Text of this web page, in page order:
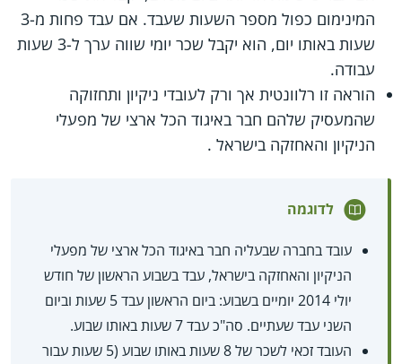
המינימום כפול מספר השעות שעבד. אם עבד פחות מ-3
שעות באותו יום, הוא יקבל שכר יומי שווה ערך ל-3 שעות
עבודה.
הוראה זו רלוונטית אך ורק לעובדי ניקיון ותחזוקה
שהמעסיק שלהם חבר באיגוד הכל ארצי של מפעלי
הניקיון והאחזקה בישראל .
לדוגמה
עובד בחברה שבעליה חבר באיגוד הכל ארצי של מפעלי
הניקיון והאחזקה בישראל, עבד בשבוע הראשון של חודש
יולי 2014 יומיים בשבוע: ביום הראשון עבד 5 שעות וביום
השני עבד שעתיים. סה"כ עבד 7 שעות באותו שבוע.
העובד זכאי לשכר של 8 שעות באותו שבוע (5 שעות עבור